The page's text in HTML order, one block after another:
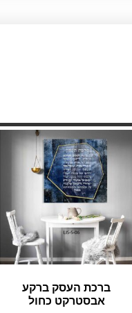
ברכת העסק ברקע
אבסטרקט כחול